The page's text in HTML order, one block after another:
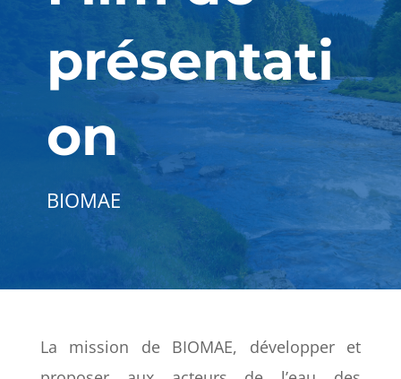
présentati
on
BIOMAE
La mission de BIOMAE, développer et